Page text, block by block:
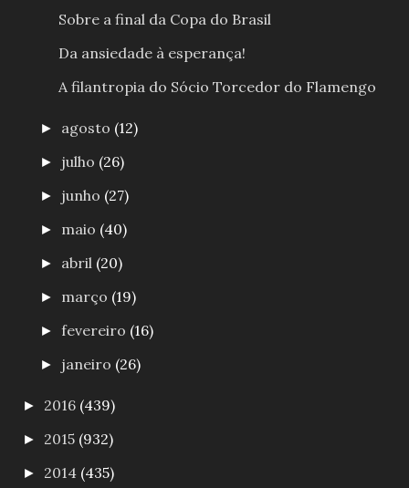
Sobre a final da Copa do Brasil
Da ansiedade à esperança!
A filantropia do Sócio Torcedor do Flamengo
► agosto (12)
► julho (26)
► junho (27)
► maio (40)
► abril (20)
► março (19)
►fevereiro (16)
► janeiro (26)
► 2016 (439)
► 2015 (932)
► 2014 (435)